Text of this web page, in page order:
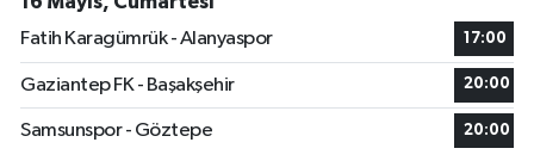
Fatih Karagümrük - Alanyaspor
17:00
Gaziantep FK - Başakşehir 20:00
Samsunspor - Göztepe 20:00